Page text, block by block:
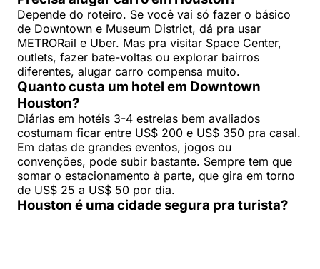
Depende do roteiro. Se você vai só fazer o básico
de Downtown e Museum District, dá pra usar
METRORail e Uber. Mas pra visitar Space Center,
outlets, fazer bate-voltas ou explorar bairros
diferentes, alugar carro compensa muito.
Quanto custa um hotel em Downtown
Houston?
Diárias em hotéis 3-4 estrelas bem avaliados
costumam ficar entre US$ 200 e US$ 350 pra casal.
Em datas de grandes eventos, jogos ou
convenções, pode subir bastante. Sempre tem que
somar o estacionamento à parte, que gira em torno
de US$ 25 a US$ 50 por dia.
Houston é uma cidade segura pra turista?